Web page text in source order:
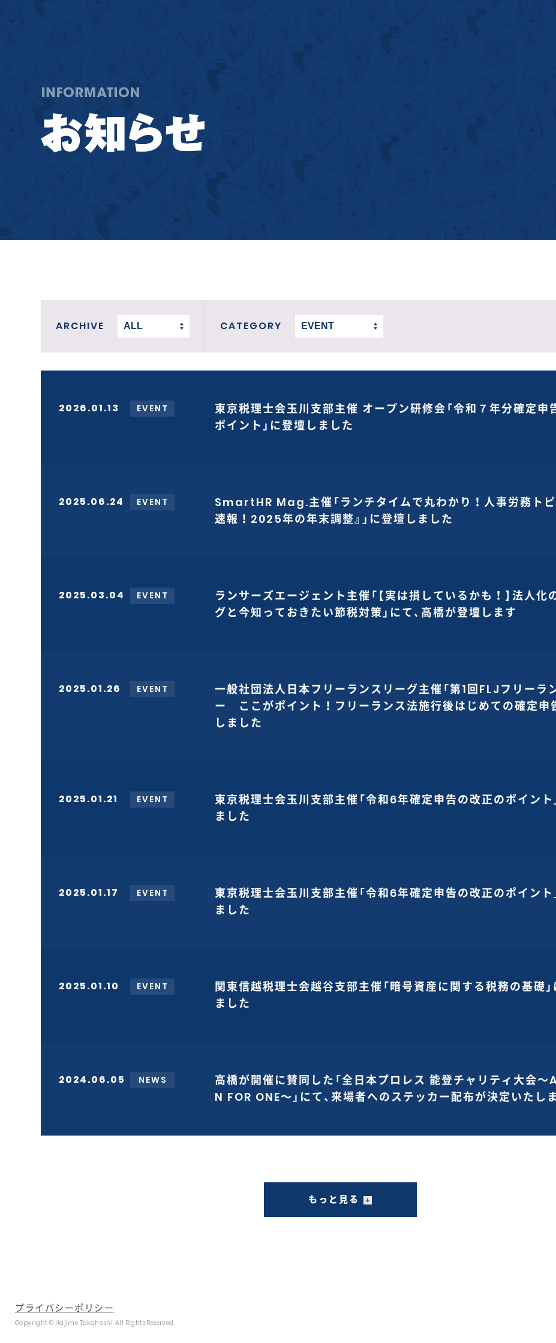
ARCHIVE CATEGORY
2026.01.13 EVENT
東京税理士会玉川支部主催 オープン研修会「令和７年分確定申
ポイント」に登壇しました
2025.06.24 EVENT
SmartHR Mag.主催「ランチタイムで丸わかり！人事労務トピ
速報！2025年の年末調整』」に登壇しました
2025.03.04 EVENT
ランサーズエージェント主催「【実は損しているかも！】法人化
グと今知っておきたい節税対策」にて、高橋が登壇します
2025.01.26 EVENT
一般社団法人日本フリーランスリーグ主催「第1回FLJフリーラ
ー ここがポイント！フリーランス法施行後はじめての確定申
しました
2025.01.21 EVENT
東京税理士会玉川支部主催「令和6年確定申告の改正のポイント
ました
2025.01.17 EVENT
東京税理士会玉川支部主催「令和6年確定申告の改正のポイント
ました
2025.01.10 EVENT
関東信越税理士会越谷支部主催「暗号資産に関する税務の基礎
ました
2024.06.05 NEWS
高橋が開催に賛同した「全日本プロレス 能登チャリティ大会
N FOR ONE〜」にて、来場者へのステッカー配布が決定いたし
もっと見る
プライバシーポリシー
Copyright © Hajime Takahashi. All Rights Reserved.